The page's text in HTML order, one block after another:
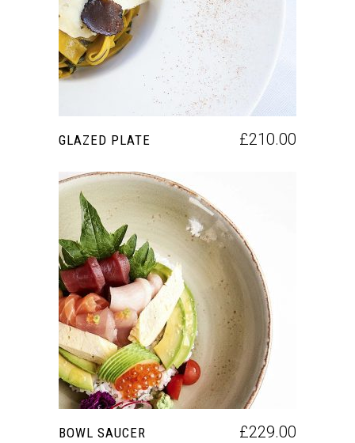
GLAZED PLATE £210.00
AÑADIR AL CARRITO
BOWL SAUCER £229.00